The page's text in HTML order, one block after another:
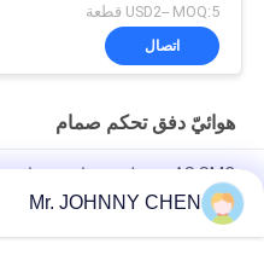
USD2-- MOQ:5 قطعة
اتصال
هوائيّ دفق تحكم صمام
G1 / 4 "خنق صمام تحققMr. JOHNNY CHEN